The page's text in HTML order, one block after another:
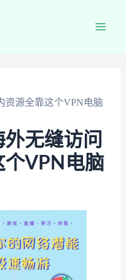
资源全靠这个VPN电脑
无缝访问
个VPN电脑